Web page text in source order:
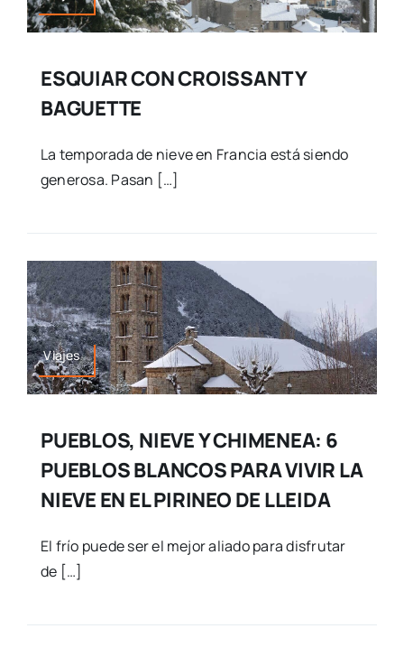
ESQUIAR CON CROISSANT Y
BAGUETTE
La temporada de nieve en Francia está siendo
generosa. Pasan […]
Viajes
PUEBLOS, NIEVE Y CHIMENEA: 6
PUEBLOS BLANCOS PARA VIVIR LA
NIEVE EN EL PIRINEO DE LLEIDA
El frío puede ser el mejor aliado para disfrutar
de […]